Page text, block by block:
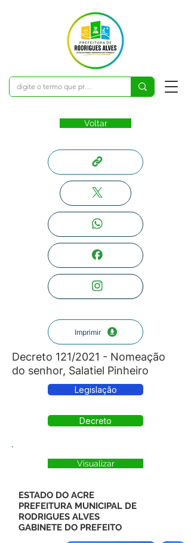
Voltar
Imprimir
Decreto 121/2021 - Nomeação
do senhor, Salatiel Pinheiro
Legislação
Decreto
Visualizar
ESTADO DO ACRE
PREFEITURA MUNICIPAL DE
RODRIGUES ALVES
GABINETE DO PREFEITO